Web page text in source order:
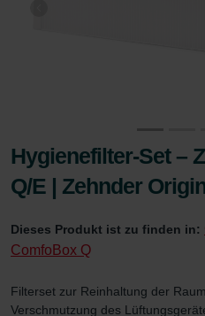
Hygienefilter-Set –
Q/E | Zehnder
Dieses Produkt ist zu finden in:
ComfoBox Q
Filterset zur Reinhaltung der
Verschmutzung des